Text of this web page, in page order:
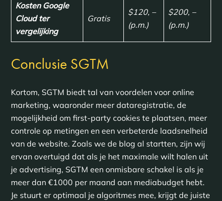
Kosten Google
Cloud ter
vergelijking
Gratis
$120, –
(p.m.)
$200, –
(p.m.)
Conclusie SGTM
Kortom, SGTM biedt tal van voordelen voor online
marketing, waaronder meer dataregistratie, de
mogelijkheid om first-party cookies te plaatsen, meer
controle op metingen en een verbeterde laadsnelheid
van de website. Zoals we de blog al startten, zijn wij
ervan overtuigd dat als je het maximale wilt halen uit
je advertising, SGTM een onmisbare schakel is als je
meer dan €1000 per maand aan mediabudget hebt.
Je stuurt er optimaal je algoritmes mee, krijgt de juiste